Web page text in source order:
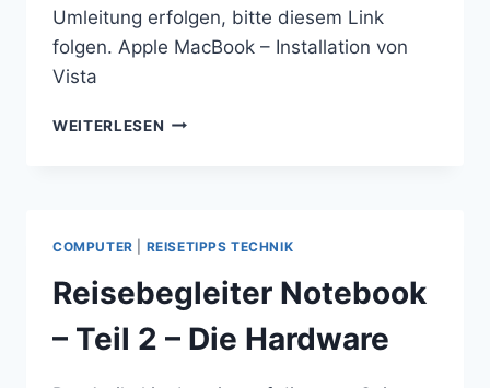
Umleitung erfolgen, bitte diesem Link
folgen. Apple MacBook – Installation von
Vista
WEITERLESEN APPLE
COMPUTER REISETIPPS TECHNIK
Reisebegleiter Notebook
– Teil 2 – Die Hardware